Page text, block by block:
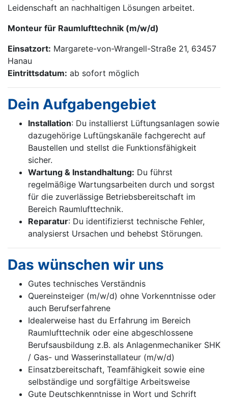
Leidenschaft an nachhaltigen Lösungen arbeitet.
Monteur für Raumlufttechnik (m/w/d)
Einsatzort: Margarete-von-Wrangell-Straße 21, 63457
Hanau
Eintrittsdatum: ab sofort möglich
Dein Aufgabengebiet
Installation: Du installierst Lüftungs­anlagen sowie
dazugehörige Luftüngs­kanäle fachgerecht auf
Baustellen und stellst die Funktionsfähigkeit
sicher.
Wartung & Instandhaltung: Du führst
regelmäßige Wartungsarbeiten durch und sorgst
für die zuverlässige Betriebsbereit­schaft im
Bereich Raumlufttechnik.
Reparatur: Du identifizierst technische Fehler,
analysierst Ursachen und behebst Störungen.
Das wünschen wir uns
Gutes technisches Verständnis
Quereinsteiger (m/w/d) ohne Vorkenntnisse oder
auch Berufserfahrene
Idealerweise hast du Erfahrung im Bereich
Raumlufttechnik oder eine abgeschlossene
Berufsausbildung z.B. als Anlagenmechaniker SHK
/ Gas- und Wasserinstallateur (m/w/d)
Einsatzbereitschaft, Teamfähigkeit sowie eine
selbständige und sorgfältige Arbeitsweise
Gute Deutschkenntnisse in Wort und Schrift